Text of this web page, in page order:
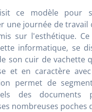
ce modèle pour
une journée de travail
sur l'esthétique. Ce
informatique, se
son cuir de vachette
et en caractère
permet de
des documents
nombreuses poches